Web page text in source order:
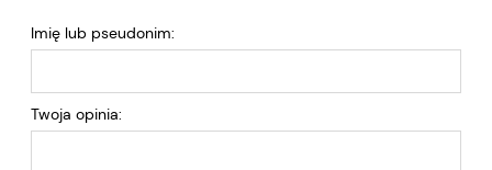
Imię lub pseudonim:
Twoja opinia: